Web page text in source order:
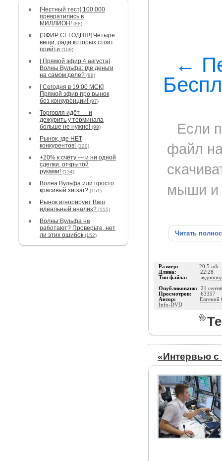
[Честный тест] 100 000
превратились в
МИЛЛИОН! (88)
[ЭФИР СЕГОДНЯ!] Четыре
вещи, ради которых стоит
прийти (108)
[ Прямой эфир 4 августа]
Волны Вульфа: где деньги
на самом деле? (88)
[ Сегодня в 19:00 МСК]
Прямой эфир про рынок
без конкуренции! (97)
Торговля идёт — и
дежурить у терминала
больше не нужно! (99)
Рынок, где НЕТ
конкурентов! (120)
+20% к счёту — и ни одной
сделки, открытой
руками! (134)
Волна Вульфа или просто
красивый зигзаг? (151)
Рынок игнорирует Ваш
идеальный анализ? (155)
Волны Вульфа не
работают? Проверьте, нет
ли этих ошибок (152)
←
Если
файл
мыши и
Читать
Размер: 20,5 mb
Длина: 22:28
Тип файла:
Опубликовано: 21
Просмотров: 63357
Автор: Евгений
Info-DVD
«Интервью с